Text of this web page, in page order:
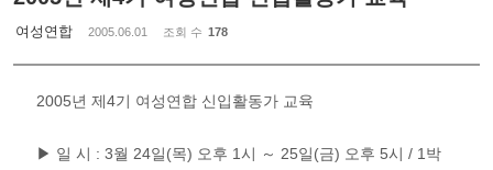
여성연합 2005.06.01 조회 수 178
2005년 제4기 여성연합 신입활동가 교육
▶ 일 시 : 3월 24일(목) 오후 1시 ～ 25일(금) 오후 5시 / 1박